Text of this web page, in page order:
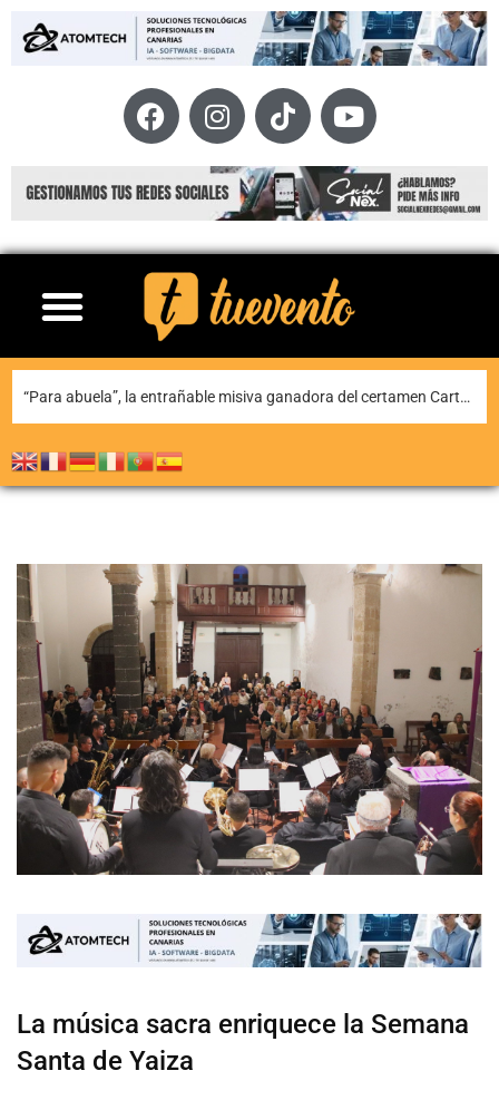
Teguise honra a Nuestra Señora de Las Nieves en la tradicional misa en la ermita
La música sacra enriquece la Semana
Santa de Yaiza